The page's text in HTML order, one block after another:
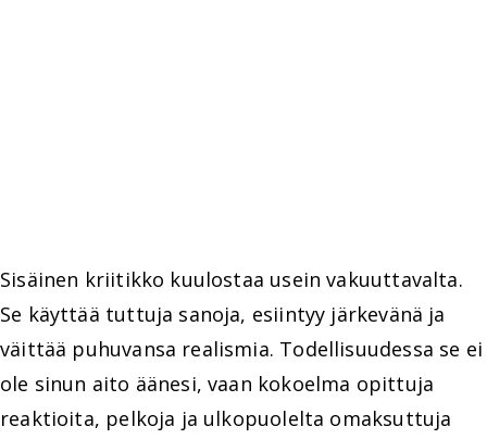
Sisäinen kriitikko kuulostaa usein vakuuttavalta.
Se käyttää tuttuja sanoja, esiintyy järkevänä ja
väittää puhuvansa realismia. Todellisuudessa se ei
ole sinun aito äänesi, vaan kokoelma opittuja
reaktioita, pelkoja ja ulkopuolelta omaksuttuja